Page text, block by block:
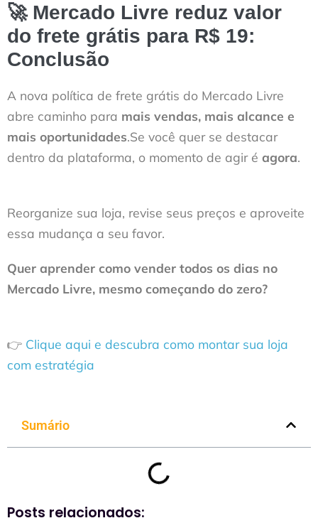
🚀 Mercado Livre reduz valor
do frete grátis para R$ 19:
Conclusão
A nova política de frete grátis do Mercado Livre
abre caminho para mais vendas, mais alcance e
mais oportunidades.Se você quer se destacar
dentro da plataforma, o momento de agir é agora.
Reorganize sua loja, revise seus preços e aproveite
essa mudança a seu favor.
Quer aprender como vender todos os dias no
Mercado Livre, mesmo começando do zero?
👉 Clique aqui e descubra como montar sua loja
com estratégia
Sumário
Posts relacionados: